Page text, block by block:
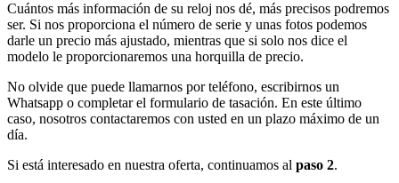
Cuántos más información de su reloj nos dé, más precisos podremos
ser. Si nos proporciona el número de serie y unas fotos podemos
darle un precio más ajustado, mientras que si solo nos dice el
modelo le proporcionaremos una horquilla de precio.
No olvide que puede llamarnos por teléfono, escribirnos un
Whatsapp o completar el formulario de tasación. En este último
caso, nosotros contactaremos con usted en un plazo máximo de un
día.
Si está interesado en nuestra oferta, continuamos al paso 2.